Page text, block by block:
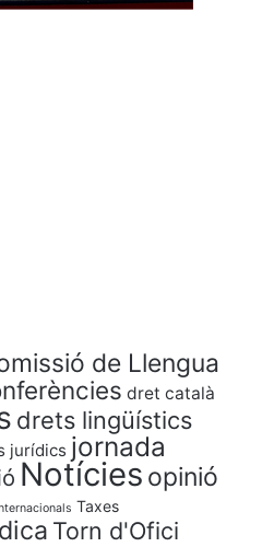
de Llengua
dret català
drets lingüístics
jurídics jornada
Notícies opinió
Taxes
Torn d'Ofici